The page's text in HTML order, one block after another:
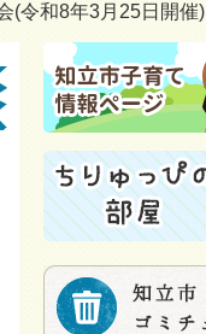
(令和8年3月25日開催)